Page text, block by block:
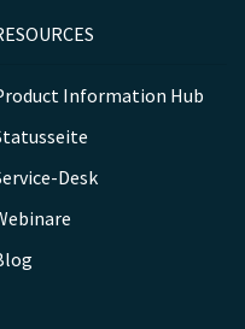
Information Hub
Desk